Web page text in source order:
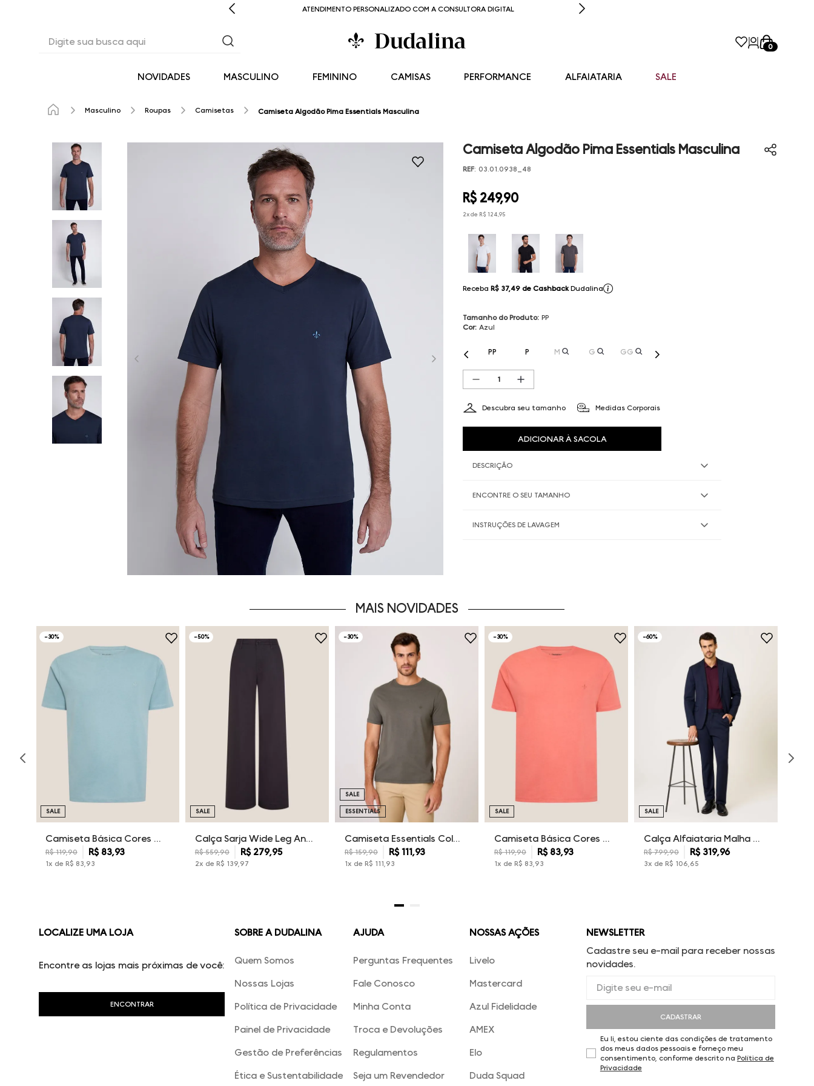
ATENDIMENTO PERSONALIZADO COM A CONSULTORA DIGITAL
0
NOVIDADES MASCULINO FEMININO CAMISAS PERFORMANCE ALFAIATARIA SALE
Masculino Roupas Camisetas Camiseta Algodão Pima Essentials Masculina
Camiseta Algodão Pima Essentials Masculina
REF: 03.01.0938_48
R$ 249,90
2x de R$ 124,95
Receba R$ 37,49 de Cashback Dudalina
Tamanho do Produto: PP
Cor: Azul
PP P M G GG
Descubra seu tamanho Medidas Corporais
ADICIONAR À SACOLA
DESCRIÇÃO
ENCONTRE O SEU TAMANHO
INSTRUÇÕES DE LAVAGEM
MAIS NOVIDADES
-30%
Camiseta Básica Cores Dudalina Masculina
R$ 119,90 R$ 83,93
1x de R$ 83 93
SALE
-50%
Calça Sarja Wide Leg Ana Dudalina Feminina
R$ 559,90 R$ 279,95
2x de R$ 139, 97
SALE
-30%
Camiseta Essentials Color Dudalina Masculina
R$ 159,90 R$111,93
1x de R$ 111 93
SALE
ESSENTIALS
-30%
Camiseta Básica Cores Dudalina Masculina
R$ 119,90 R$ 83,93
1x de R$ 83 93
SALE
-60%
Calça Alfaiataria Malha Dudalina Masculina
R$ 799,90 R$ 319,96
3x de R$ 106 65
SALE
LOCALIZE UMA LOJA
Encontre as lojas mais próximas de você:
SOBRE A DUDALINA
Quem Somos
Nossas Lojas
Política de Privacidade
Painel de Privacidade
Gestão de Preferências
Ética e Sustentabilidade
AJUDA
Perguntas Frequentes
Fale Conosco
Minha Conta
Troca e Devoluções
Regulamentos
Seja um Revendedor
NOSSAS AÇÕES
Livelo
Mastercard
Azul Fidelidade
AMEX
Elo
Duda Squad
NEWSLETTER
Cadastre seu e-mail para receber nossas
novidades.
CADASTRAR
Eu li, estou ciente das condições de tratamento
dos meus dados pessoais e forneço meu
consentimento, conforme descrito na Política de
Privacidade